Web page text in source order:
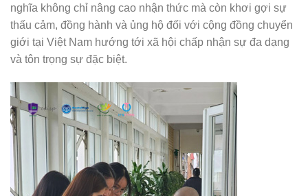
nghĩa không chỉ nâng cao nhận thức mà còn khơi gợi sự
thấu cảm, đồng hành và ủng hộ đối với cộng đồng chuyển
giới tại Việt Nam hướng tới xã hội chấp nhận sự đa dạng
và tôn trọng sự đặc biệt.